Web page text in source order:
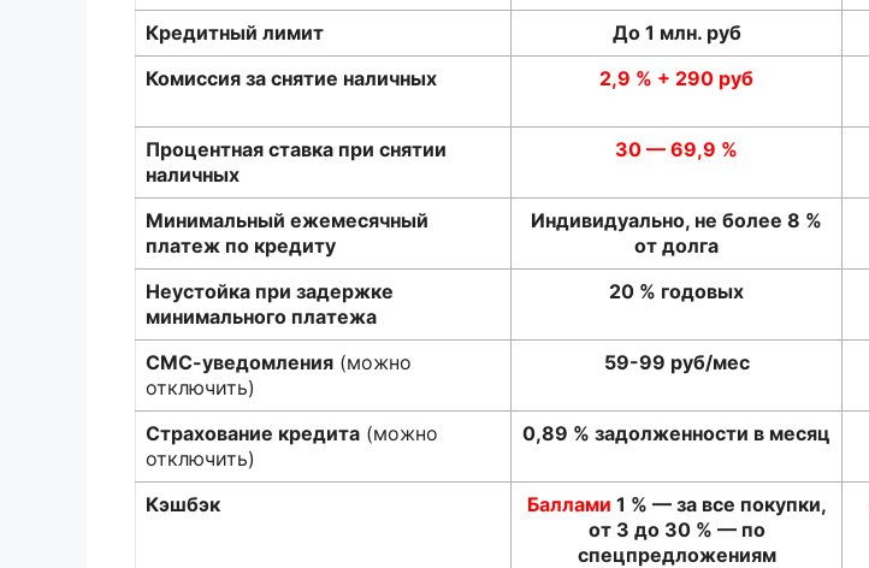
Кредитный лимит
До 1 млн. руб
Комиссия за снятие наличных
2,9 % + 290 руб
Процентная ставка при снятии
наличных
30 — 69,9 %
Минимальный ежемесячный
платеж по кредиту
Индивидуально, не более 8 %
от долга
Неустойка при задержке
минимального платежа
20 % годовых
СМС-уведомления (можно
отключить)
59-99 руб/мес
Страхование кредита (можно
отключить)
0,89 % задолженности в месяц
Кэшбэк Баллами 1 % — за все покупки,
от 3 до 30 % — по
спецпредложениям